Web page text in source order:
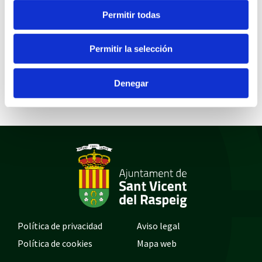
Permitir todas
Permitir la selección
Denegar
licitación
PLACE 28-10-2019,
Documentos
DECRETO INCOACIÓN CSUM09/19
Política de privacidad
Aviso legal
Política de cookies
Mapa web